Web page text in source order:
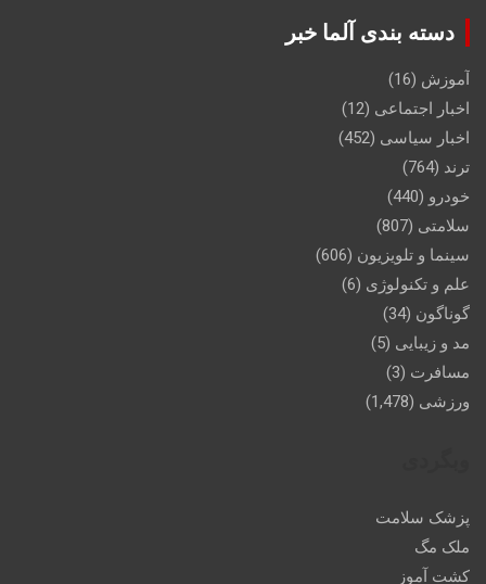
دسته بندی آلما خبر
آموزش (16)
اخبار اجتماعی (12)
اخبار سیاسی (452)
ترند (764)
خودرو (440)
سلامتی (807)
سینما و تلویزیون (606)
علم و تکنولوژی (6)
گوناگون (34)
مد و زیبایی (5)
مسافرت (3)
ورزشی (1,478)
پزشک سلامت
ملک مگ
کشت آموز